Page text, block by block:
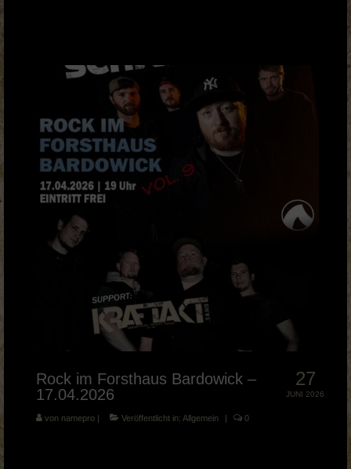
27
JUNI 2026
Rock im Forsthaus Bardowick –
17.04.2026
von namepro | Veröffentlicht in: Allgemein | 0